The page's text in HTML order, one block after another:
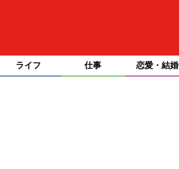
ライフ 仕事 恋愛・結婚